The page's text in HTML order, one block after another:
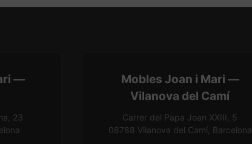
—
23
Mobles Joan i Mari —
Vilanova del Camí
Carrer del Papa Joan XXIII, 5
08788 Vilanova del Camí, Barcelona